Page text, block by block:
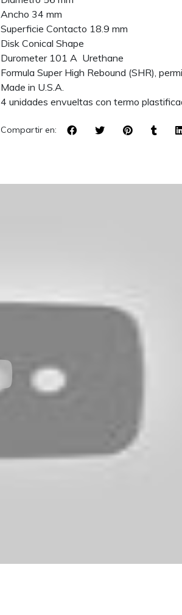
Ancho 34 mm
Superficie Contacto 18.9 mm
Disk Conical Shape
Durometer 101 A Urethane
Formula Super High Rebound (SHR),
Made in U.S.A.
4 unidades envueltas con termo
Compartir en: